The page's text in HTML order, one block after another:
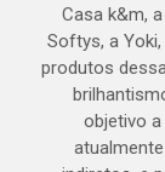
Casa k&m,
Softys, a
produtos
objetivo